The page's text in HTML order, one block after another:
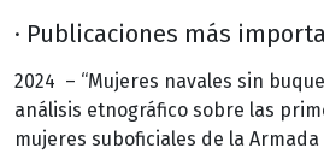
· Publicaciones más
2024 – “Mujeres navales sin
análisis etnográfico sobre las
mujeres suboficiales de la